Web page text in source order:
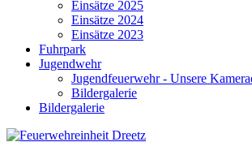
Einsätze 2025
Einsätze 2024
Einsätze 2023
Fuhrpark
Jugendwehr
Jugendfeuerwehr - Unsere
Bildergalerie
Bildergalerie